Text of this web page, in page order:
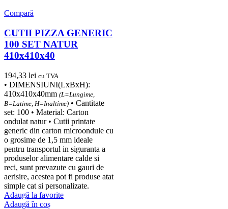
Compară
CUTII PIZZA GENERIC
100 SET NATUR
410x410x40
194,33 lei cu TVA
• DIMENSIUNI(LxBxH):
410x410x40mm (L=Lungime,
B=Latime, H=Inaltime) • Cantitate
set: 100 • Material: Carton
ondulat natur • Cutii printate
generic din carton microondule cu
o grosime de 1,5 mm ideale
pentru transportul in siguranta a
produselor alimentare calde si
reci, sunt prevazute cu gauri de
aerisire, acestea pot fi produse atat
simple cat si personalizate.
Adaugă la favorite
Adaugă în coș